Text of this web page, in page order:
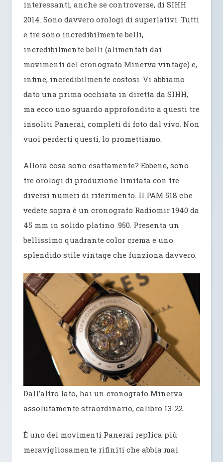
interessanti, anche se controverse, di SIHH
2014. Sono davvero orologi di superlativi. Tutti
e tre sono incredibilmente belli,
incredibilmente belli (alimentati dai
movimenti del cronografo Minerva vintage) e,
infine, incredibilmente costosi. Vi abbiamo
dato una prima occhiata in diretta da SIHH,
ma ecco uno sguardo approfondito a questi tre
insoliti Panerai, completi di foto dal vivo. Non
vuoi perderti questi, lo promettiamo.
Allora cosa sono esattamente? Ebbene, sono
tre orologi di produzione limitata con tre
diversi numeri di riferimento. Il PAM 518 che
vedete sopra è un cronografo Radiomir 1940 da
45 mm in solido platino .950. Presenta un
bellissimo quadrante color crema e uno
splendido stile vintage che funziona davvero.
Dall’altro lato, hai un cronografo Minerva
assolutamente straordinario, calibro 13-22.
È uno dei movimenti Panerai replica più
meravigliosamente rifiniti che abbia mai